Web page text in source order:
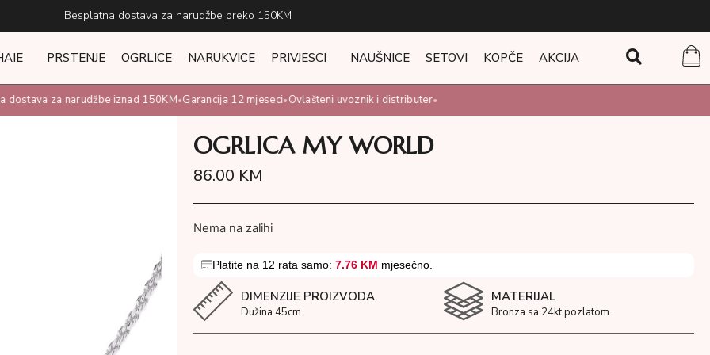
Besplatna dostava za narudžbe preko 150KM
PRSTENJE OGRLICE NARUKVICE PRIVJESCI NAUŠNICE SETOVI KOPČE AKCIJA
za narudžbe iznad 150KM •Garancija 12 mjeseci•Ovlašteni uvoznik i distributer•
OGRLICA MY WORLD
86.00 KM
Nema na zalihi
Platite na 12 rata samo: 7.76 KM mjesečno.
DIMENZIJE PROIZVODA
Dužina 45cm.
MATERIJAL
Bronza sa 24kt pozlatom.